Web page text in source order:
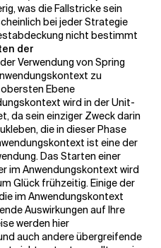
was die Fallstricke sein
bei jeder Strategie
nicht bestimmt
der
Verwendung von Spring
zu
Ebene
wird in der Unit-
da sein einziger Zweck darin
die in dieser Phase
ist eine der
Das Starten einer
im Anwendungskontext wird
Glück frühzeitig. Einige der
im Anwendungskontext
Auswirkungen auf Ihre
werden hier
auch andere übergreifende